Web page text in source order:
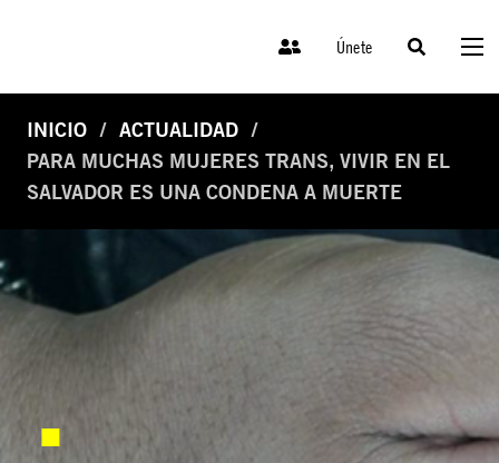
Únete
INICIO
ACTUALIDAD
PARA MUCHAS MUJERES TRANS, VIVIR EN EL
SALVADOR ES UNA CONDENA A MUERTE